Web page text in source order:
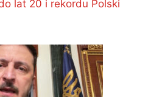
lat 20 i rekordu Polski